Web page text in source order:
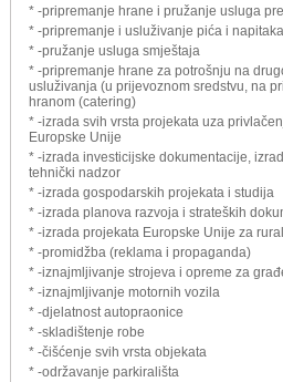
* -pripremanje hrane i pružanje usluga
* -pripremanje i usluživanje pića i napitaka
* -pružanje usluga smještaja
* -pripremanje hrane za potrošnju na
usluživanja (u prijevoznom sredstvu, na
hranom (catering)
* -izrada svih vrsta projekata uza
Europske Unije
* -izrada investicijske dokumentacije,
tehnički nadzor
* -izrada gospodarskih projekata i studija
* -izrada planova razvoja i strateških
* -izrada projekata Europske Unije za
* -promidžba (reklama i propaganda)
* -iznajmljivanje strojeva i opreme za
* -iznajmljivanje motornih vozila
* -djelatnost autopraonice
* -skladištenje robe
* -čišćenje svih vrsta objekata
* -održavanje parkirališta